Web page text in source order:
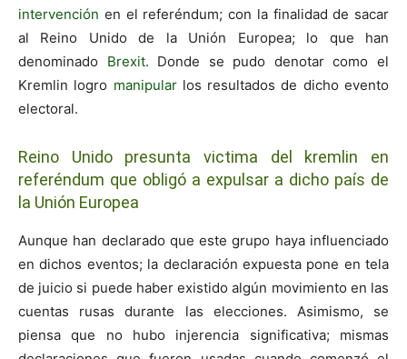
intervención en el referéndum; con la finalidad de sacar
al Reino Unido de la Unión Europea; lo que han
denominado Brexit. Donde se pudo denotar como el
Kremlin logro manipularlos resultados de dicho evento
electoral.
Reino Unido presunta victima del kremlin en
referéndum que obligó a expulsar a dicho país de
la Unión Europea
Aunque han declarado que este grupo haya influenciado
en dichos eventos; la declaración expuesta pone en tela
de juicio si puede haber existido algún movimiento en las
cuentas rusas durante las elecciones. Asimismo, se
piensa que no hubo injerencia significativa; mismas